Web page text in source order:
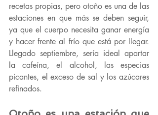
recetas propias, pero otoño es una de las
estaciones en que más se deben seguir,
ya que el cuerpo necesita ganar energía
y hacer frente al frío que está por llegar.
Llegado septiembre, sería ideal apartar
la cafeína, el alcohol, las especias
picantes, el exceso de sal y los azúcares
refinados.